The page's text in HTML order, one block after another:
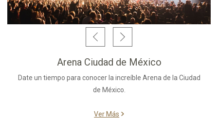
Arena Ciudad de México
Date un tiempo para conocer la increíble Arena de la Ciudad
de México.
Ver Más